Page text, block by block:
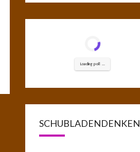
Loading poll ...
SCHUBLADENDENKEN